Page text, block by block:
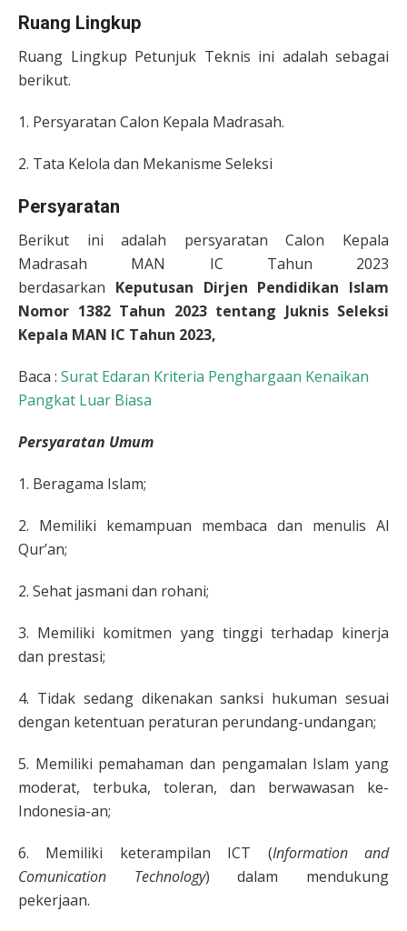
Ruang Lingkup
Ruang Lingkup Petunjuk Teknis ini adalah sebagai
berikut.
1. Persyaratan Calon Kepala Madrasah.
2. Tata Kelola dan Mekanisme Seleksi
Persyaratan
Berikut ini adalah persyaratan Calon Kepala
Madrasah MAN IC Tahun 2023
berdasarkan Keputusan Dirjen Pendidikan Islam
Nomor 1382 Tahun 2023 tentang Juknis Seleksi
Kepala MAN IC Tahun 2023,
Baca : Surat Edaran Kriteria Penghargaan Kenaikan
Pangkat Luar Biasa
Persyaratan Umum
1. Beragama Islam;
2. Memiliki kemampuan membaca dan menulis Al
Qur’an;
2. Sehat jasmani dan rohani;
3. Memiliki komitmen yang tinggi terhadap kinerja
dan prestasi;
4. Tidak sedang dikenakan sanksi hukuman sesuai
dengan ketentuan peraturan perundang-undangan;
5. Memiliki pemahaman dan pengamalan Islam yang
moderat, terbuka, toleran, dan berwawasan ke-
Indonesia-an;
6. Memiliki keterampilan ICT (Information and
Comunication Technology) dalam mendukung
pekerjaan.